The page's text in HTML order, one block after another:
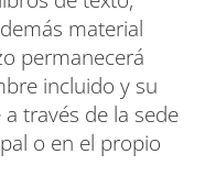
material
permanecerá
incluido y su
través de la sede
o en el propio